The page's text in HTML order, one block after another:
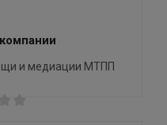
и медиации МТПП